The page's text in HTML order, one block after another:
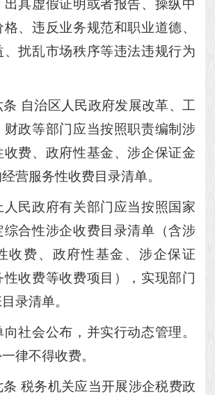
具虚假证明或者报告、操纵中
、违反业务规范和职业道德、
、扰乱市场秩序等违法违规行为
自治区人民政府发展改革、工
财政等部门应当按照职责编制涉
收费、政府性基金、涉企保证金
营服务性收费目录清单。
政府有关部门应当按照国家
综合性涉企收费目录清单（含涉
收费、政府性基金、涉企保证
收费等收费项目），实现部门
录清单。
会公布，并实行动态管理。
律不得收费。
税务机关应当开展涉企税费政